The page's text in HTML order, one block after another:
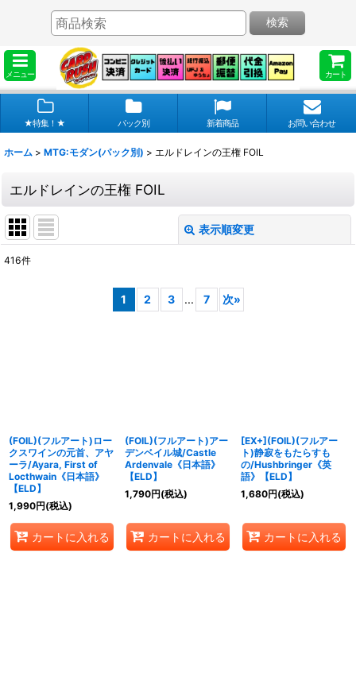
メニュー カート
検索
★特集！★ パック別 新着商品 お問い合わせ
ホーム > MTG:モダン(パック別) > エルドレインの王権 FOIL
エルドレインの王権 FOIL
表示順変更
416件
1 2 3 ... 7 次»
(FOIL)(フルアート)ロー
クスワインの元首、アヤ
ーラ/Ayara, First of
Locthwain《日本語》
【ELD】
1,990円(税込)
カートに入れる
(FOIL)(フルアート)アー
デンベイル城/Castle
Ardenvale《日本語》
【ELD】
1,790円(税込)
カートに入れる
[EX+](FOIL)(フルアー
ト)静寂をもたらすも
の/Hushbringer《英
語》【ELD】
1,680円(税込)
カートに入れる